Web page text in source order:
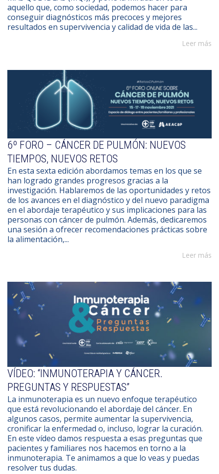
aquello que, como sociedad, podemos hacer para
conseguir diagnósticos más precoces y mejores
resultados en supervivencia y calidad de vida de las...
Leer más
6º FORO – CÁNCER DE PULMÓN: NUEVOS
TIEMPOS, NUEVOS RETOS
En esta sexta edición abordamos temas en los que se
han logrado grandes progresos gracias a la
investigación. Hablaremos de las oportunidades y retos
de los avances en el diagnóstico y del nuevo paradigma
en el abordaje terapéutico y sus implicaciones para las
personas con cáncer de pulmón. Además, dedicaremos
una sesión a ofrecer recomendaciones prácticas sobre
la alimentación,...
Leer más
VÍDEO: “INMUNOTERAPIA Y CÁNCER.
PREGUNTAS Y RESPUESTAS”
La inmunoterapia es un nuevo enfoque terapéutico
que está revolucionando el abordaje del cáncer. En
algunos casos, permite aumentar la supervivencia,
cronificar la enfermedad o, incluso, lograr la curación.
En este vídeo damos respuesta a esas preguntas que
pacientes y familiares nos hacemos en torno a la
inmunoterapia. Te animamos a que lo veas y puedas
resolver tus dudas.